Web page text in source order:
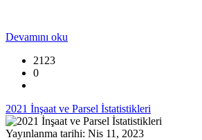
Devamını oku
2123
0
2021 İnşaat ve Parsel İstatistikleri
Yayınlanma tarihi: Nis 11, 2023